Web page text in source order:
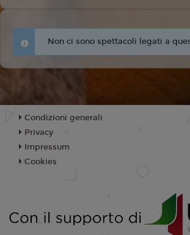
Non ci sono spettacoli legati a
Condizioni generali
Privacy
Impressum
Cookies